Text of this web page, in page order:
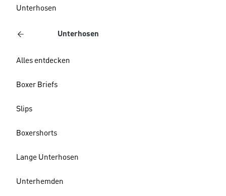
Unterhosen
Unterhosen
Alles entdecken
Boxer Briefs
Slips
Boxershorts
Lange Unterhosen
Unterhemden